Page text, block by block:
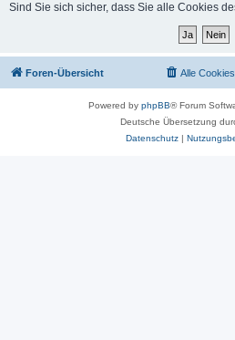
Sind Sie sich sicher, dass Sie alle Cookies
Foren-Übersicht Alle
Powered by phpBB® Forum
Deutsche Übersetzung
Datenschutz|